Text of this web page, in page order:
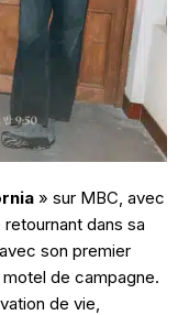
» sur MBC, avec
retournant dans sa
son premier
motel de campagne.
de vie,